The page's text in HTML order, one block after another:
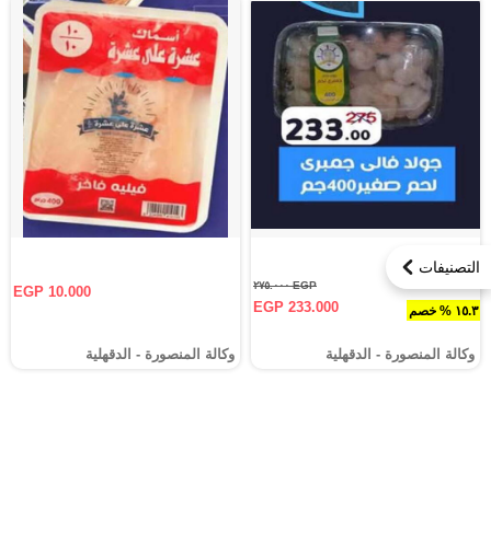
التصنيفات
١٥.٣ % خصم
EGP ٢٧٥.٠٠٠
EGP 233.000
وكالة المنصورة - الدقهلية‎
EGP 10.000
وكالة المنصورة - الدقهلية‎